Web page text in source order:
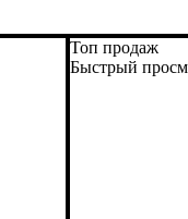
Топ продаж
Быстрый